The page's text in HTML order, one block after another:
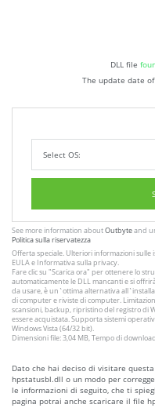
DLL file
The update date
See more information aboutOutbyteand
Politica sulla riservatezza
Offerta speciale. Ulteriori informazioni sulle
EULAe Informativa sulla privacy.
Fare clic su "Scarica ora" per ottenere lo
automaticamente le DLL mancanti e si
da usare, è un`ottima alternativa
di computer e riviste di computer.
scansioni, backup, ripristino del registro di
essere acquistata. Supporta sistemi
Windows Vista (64/32 bit).
Dimensioni file: 3,04 MB, Tempo di
Dato che hai deciso di visitare
hpstatusbl.dll o un modo per
le informazioni di seguito, che ti
pagina potrai anche scaricare il file